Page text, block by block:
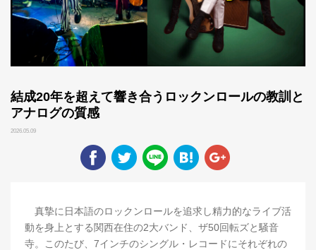
結成20年を超えて響き合うロックンロールの教訓と
アナログの質感
2026.05.09
真摯に日本語のロックンロールを追求し精力的なライブ活
動を身上とする関西在住の2大バンド、ザ50回転ズと騒音
寺。このたび、7インチのシングル・レコードにそれぞれの